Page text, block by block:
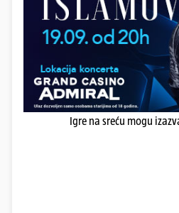
Igre na sreću mogu